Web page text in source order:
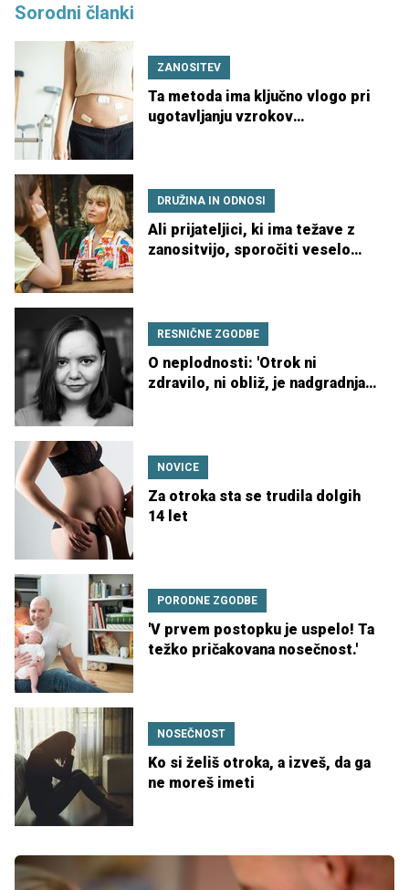
Sorodni članki
ZANOSITEV
Ta metoda ima ključno vlogo pri
ugotavljanju vzrokov
DRUŽINA IN ODNOSI
Ali prijateljici, ki ima težave z
zanositvijo, sporočiti veselo
RESNIČNE ZGODBE
O neplodnosti: 'Otrok ni
zdravilo, ni obliž, je nadgradnja
NOVICE
Za otroka sta se trudila dolgih
14 let
PORODNE ZGODBE
'V prvem postopku je uspelo! Ta
težko pričakovana nosečnost.'
NOSEČNOST
Ko si želiš otroka, a izveš, da ga
ne moreš imeti